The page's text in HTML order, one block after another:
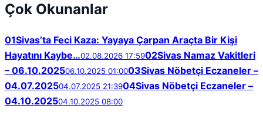
Çok Okunanlar
01Sivas’ta Feci Kaza: Yayaya Çarpan Araçta Bir Kişi
Hayatını Kaybe…02.08.2026 17:5902Sivas Namaz Vakitleri
– 06.10.202506.10.2025 01:0003Sivas Nöbetçi Eczaneler –
04.07.202504.07.2025 21:3904Sivas Nöbetçi Eczaneler –
04.10.202504.10.2025 08:00